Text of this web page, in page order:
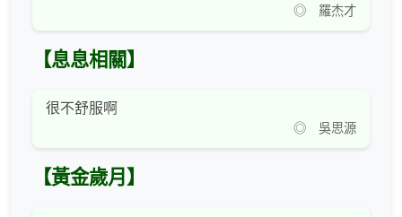
◎ 羅杰才
【息息相關】
很不舒服啊
◎ 吳思源
【黃金歲月】